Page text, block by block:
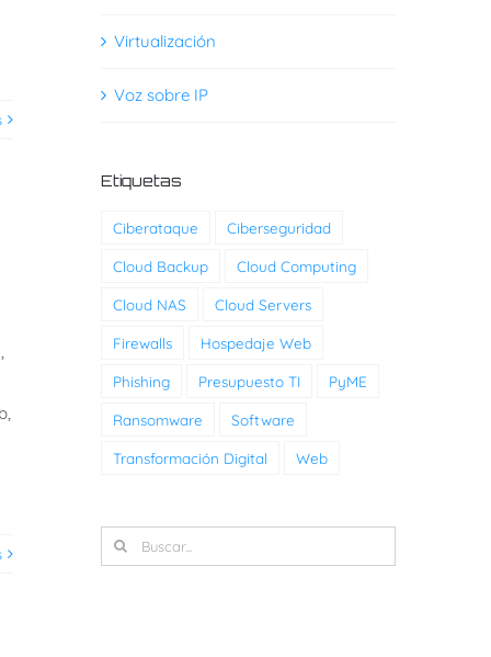
Virtualización
Voz sobre IP
Etiquetas
Ciberataque Ciberseguridad
Cloud Backup Cloud Computing
Cloud NAS Cloud Servers
Firewalls Hospedaje Web
Phishing Presupuesto TI PyME
Ransomware Software
Transformación Digital Web
Buscar: